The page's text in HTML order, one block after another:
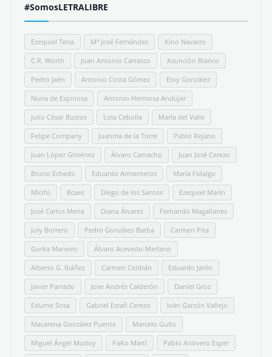
#SomosLETRALIBRE
Ezequiel Tena Mª José Fernández Kino Navarro
C.R. Worth Juan Antonio Carrasco Asunción Blanco
Pedro Jaén Antonio Costa Gómez Eloy González
Nuria de Espinosa Antonio Hermosa Andújar
Julio César Bustos Lola Cebolla María del Valle
Felipe Company Juanma de la Torre Pablo Rejano
Juan López Giménez Álvaro Camacho Juan José Cerezo
Bruno Echedo Eduardo Armenteros María Fidalgo
Micifú Bcaes Diego de los Santos Ezequiel Marín
José Carlos Mena Diana Álvarez Fernando Magallanes
July Borrero Pedro González-Barba Carmen Pita
Gorka Maneiro Álvaro Acevedo-Merlano
Alberto G. Ibáñez Carmen Celdrán Eduardo Jarén
Javier Parrado Jose Andrés Calderón Daniel Groz
Edurne Sosa Gabriel Estañ Cerezo Iván Garzón Vallejo
Macarena González Puente Marcelo Gullo
Miguel Ángel Mudoy PaKo Martí Pablo Antivero Esper